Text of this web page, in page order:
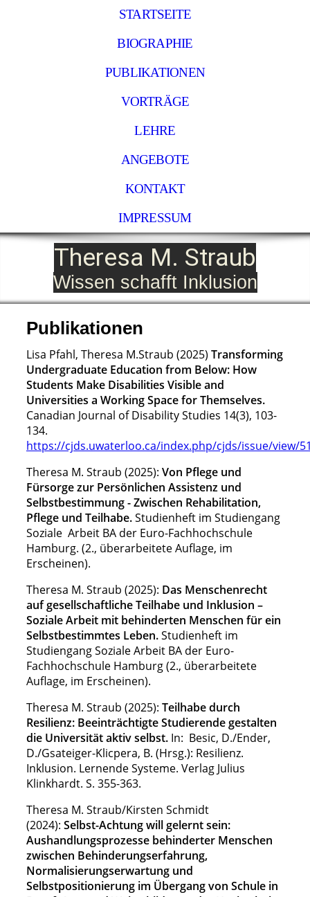
STARTSEITE
BIOGRAPHIE
PUBLIKATIONEN
VORTRÄGE
LEHRE
ANGEBOTE
KONTAKT
IMPRESSUM
Theresa M. Straub
Wissen schafft Inklusion
Publikationen
Lisa Pfahl, Theresa M.Straub (2025) Transforming
Undergraduate Education from Below: How
Students Make Disabilities Visible and
Universities a Working Space for Themselves.
Canadian Journal of Disability Studies 14(3), 103-
134.
https://cjds.uwaterloo.ca/index.php/cjds/issue/view/
Theresa M. Straub (2025): Von Pflege und
Fürsorge zur Persönlichen Assistenz und
Selbstbestimmung - Zwischen Rehabilitation,
Pflege und Teilhabe.Studienheft im Studiengang
Soziale Arbeit BA der Euro-Fachhochschule
Hamburg. (2., überarbeitete Auflage, im
Erscheinen).
Theresa M. Straub (2025): Das Menschenrecht
auf gesellschaftliche Teilhabe und Inklusion –
Soziale Arbeit mit behinderten Menschen für ein
Selbstbestimmtes Leben.Studienheft im
Studiengang Soziale Arbeit BA der Euro-
Fachhochschule Hamburg (2., überarbeitete
Auflage, im Erscheinen).
Theresa M. Straub (2025): Teilhabe durch
Resilienz: Beeinträchtigte Studierende gestalten
die Universität aktiv selbst.In: Besic, D./Ender,
D./Gsateiger-Klicpera, B. (Hrsg.): Resilienz.
Inklusion. Lernende Systeme. Verlag Julius
Klinkhardt. S. 355-363.
Theresa M. Straub/Kirsten Schmidt
(2024): Selbst-Achtung will gelernt sein:
Aushandlungsprozesse behinderter Menschen
zwischen Behinderungserfahrung,
Normalisierungserwartung und
Selbstpositionierung im Übergang von Schule in